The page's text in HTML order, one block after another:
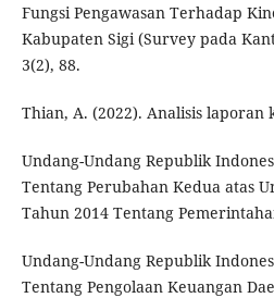
Fungsi Pengawasan Terhadap
Kabupaten Sigi (Survey pada
3(2), 88.
Thian, A. (2022). Analisis laporan
Undang-Undang Republik
Tentang Perubahan Kedua atas
Tahun 2014 Tentang
Undang-Undang Republik
Tentang Pengolaan Keuangan